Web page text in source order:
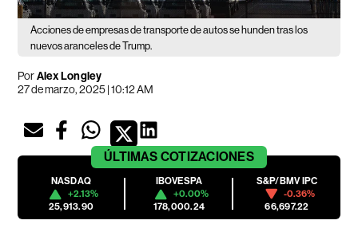
Acciones de empresas de transporte de autos se hunden tras los
nuevos aranceles de Trump.
PorAlex Longley
27 de marzo, 2025 | 10:12 AM
ÚLTIMAS COTIZACIONES
NASDAQ
+2.13%
25,913.90
IBOVESPA
+0.00%
178,000.24
S&P/BMV IPC
-0.36%
66,697.22